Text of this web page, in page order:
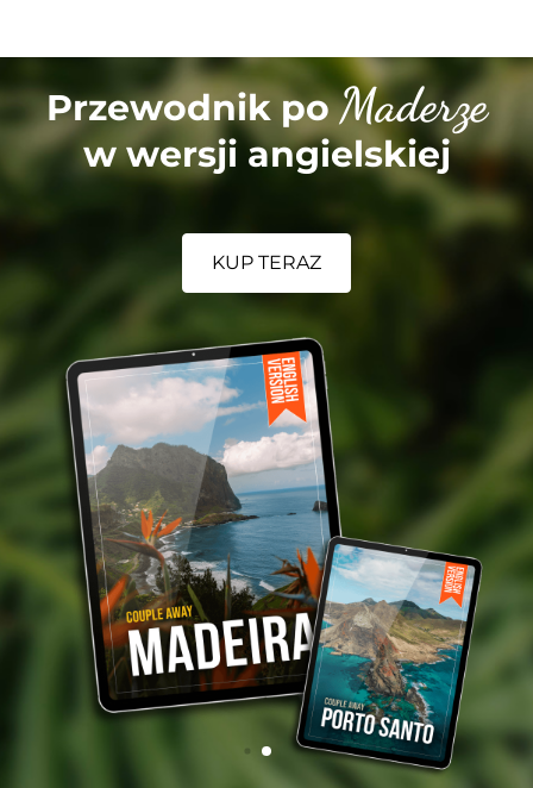
Przewodnik poMaderze
w wersji angielskiej
KUP TERAZ